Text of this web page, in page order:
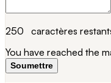
250 caractères
You have reached the
Soumettre